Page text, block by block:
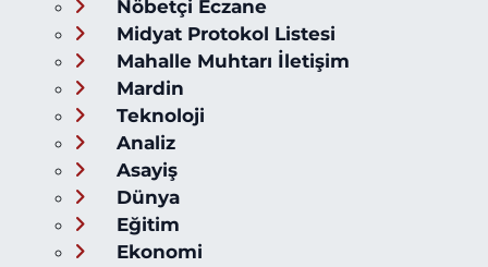
Nöbetçi Eczane
Midyat Protokol Listesi
Mahalle Muhtarı İletişim
Mardin
Teknoloji
Analiz
Asayiş
Dünya
Eğitim
Ekonomi